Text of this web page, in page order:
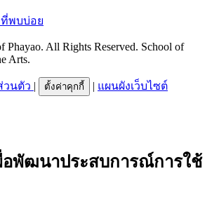
พบบ่อย
Phayao. All Rights Reserved. School of
Arts.
วนตัว | ตั้งค่าคุกกี้ | แผนผังเว็บไซต์
อพัฒนาประสบการณ์การใช้